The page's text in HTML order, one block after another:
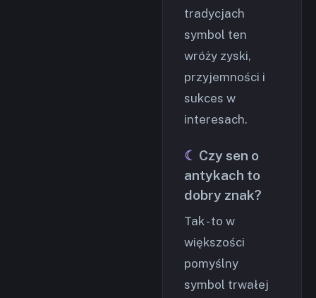
tradycjach
symbol ten
wróży zyski,
przyjemności i
sukces w
interesach.
Czy sen o
antykach to
dobry znak?
Tak - to w
większości
pomyślny
symbol trwałej